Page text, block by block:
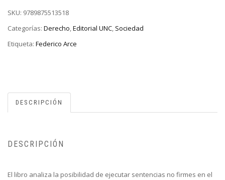
SKU: 9789875513518
Categorías: Derecho,Editorial UNC, Sociedad
Etiqueta: Federico Arce
DESCRIPCIÓN
DESCRIPCIÓN
El libro analiza la posibilidad de ejecutar sentencias no firmes en el